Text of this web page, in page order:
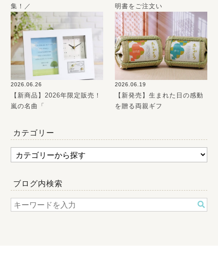
集！／
明書をご注文い
2026.06.26
【新商品】2026年限定販売！
嵐の名曲「
2026.06.19
【新発売】生まれた日の感動
を贈る両親ギフ
カテゴリー
ブログ内検索